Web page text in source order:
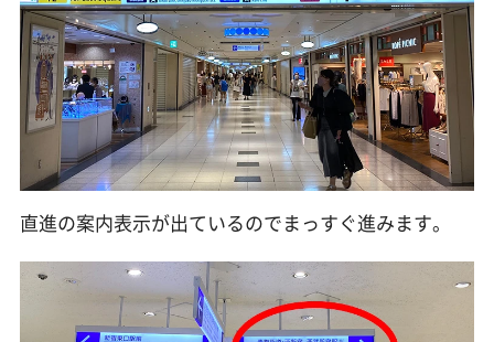
直進の案内表示が出ているのでまっすぐ進みます。